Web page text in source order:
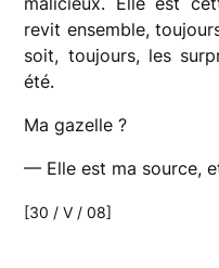
revit ensemble,
soit, toujours, les
été.
Ma gazelle ?
— Elle est ma source,
[30 / V / 08]